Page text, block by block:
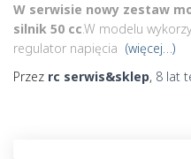
W serwisie nowy zestaw
silnik 50 cc.W modelu
regulator napięcia (więcej…)
Przez rc serwis&sklep, 8 lat